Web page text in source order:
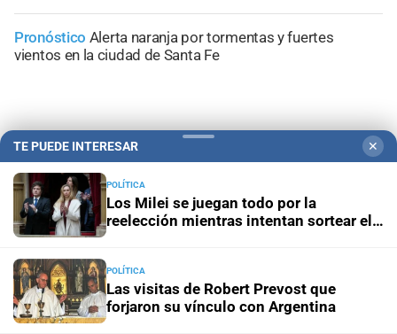
Pronóstico Alerta naranja por tormentas y fuertes
vientos en la ciudad de Santa Fe
+Sucesos
TE PUEDE INTERESAR ✕
POLÍTICA
Los Milei se juegan todo por la
reelección mientras intentan sortear el
POLÍTICA
Las visitas de Robert Prevost que
forjaron su vínculo con Argentina